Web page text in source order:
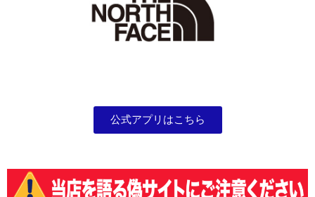
公式アプリはこちら